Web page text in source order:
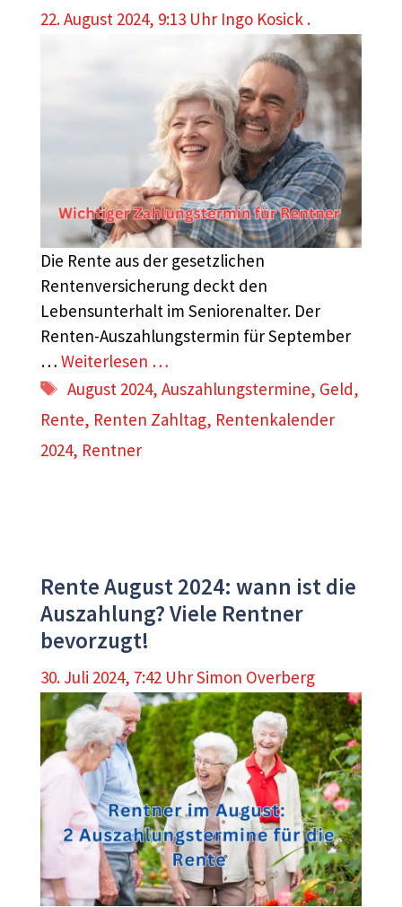
22. August 2024, 9:13 Uhr Ingo Kosick .
Die Rente aus der gesetzlichen
Rentenversicherung deckt den
Lebensunterhalt im Seniorenalter. Der
Renten-Auszahlungstermin für September
… Weiterlesen …
Schlagwörter
August 2024,Auszahlungstermine, Geld,
Rente, Renten Zahltag, Rentenkalender
2024, Rentner
Rente August 2024: wann ist die
Auszahlung? Viele Rentner
bevorzugt!
30. Juli 2024, 7:42 UhrSimon Overberg